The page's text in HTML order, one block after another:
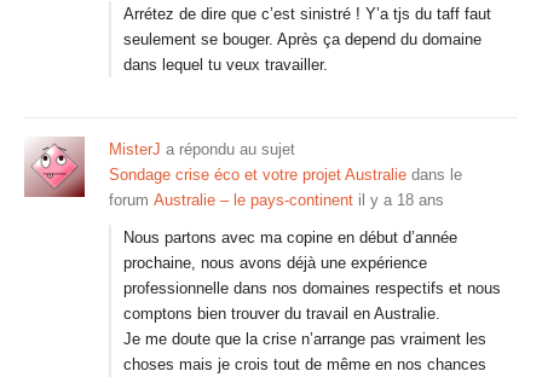
Arrétez de dire que c’est sinistré ! Y’a tjs du taff faut
seulement se bouger. Après ça depend du domaine
dans lequel tu veux travailler.
MisterJ a répondu au sujet
Sondage crise éco et votre projet Australie dans le
forum Australie – le pays-continent il y a 18 ans
Nous partons avec ma copine en début d’année
prochaine, nous avons déjà une expérience
professionnelle dans nos domaines respectifs et nous
comptons bien trouver du travail en Australie.
Je me doute que la crise n’arrange pas vraiment les
choses mais je crois tout de même en nos chances